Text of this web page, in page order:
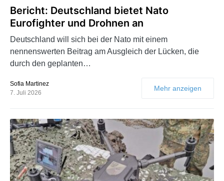
Bericht: Deutschland bietet Nato
Eurofighter und Drohnen an
Deutschland will sich bei der Nato mit einem
nennenswerten Beitrag am Ausgleich der Lücken, die
durch den geplanten…
Sofia Martinez
7. Juli 2026
Mehr anzeigen